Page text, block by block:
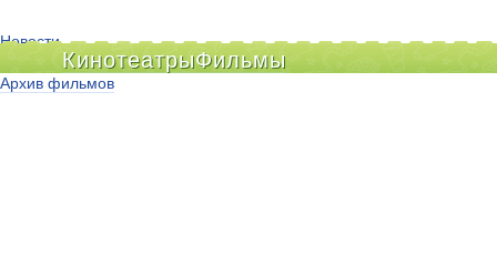
КинотеатрыФильмы
Новости
Киноклубы
Архив фильмов